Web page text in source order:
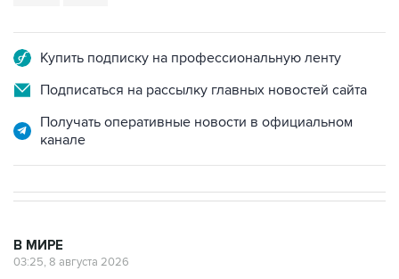
Купить подписку на профессиональную ленту
Подписаться на рассылку главных новостей сайта
Получать оперативные новости в официальном
канале
В МИРЕ
03:25, 8 августа 2026